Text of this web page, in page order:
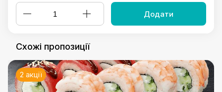
Додати
Схожі пропозиції
2 акції